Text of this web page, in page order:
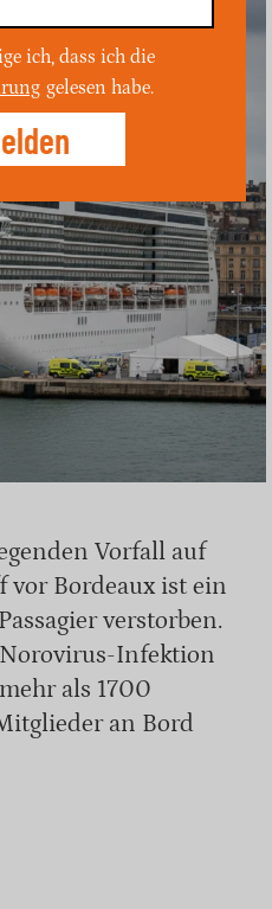
Vorfall auf
Bordeaux ist ein
verstorben.
Infektion
als 1700
an Bord
ich, dass ich die
gelesen habe.